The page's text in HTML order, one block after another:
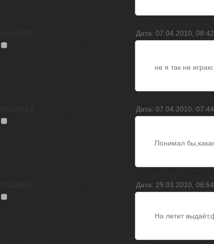
Дата: 07.04.2010, 08:42
не я так не
Дата: 07.04.2010, 07:44
Понимал
Дата: 29.03.2010, 08:54
На летит